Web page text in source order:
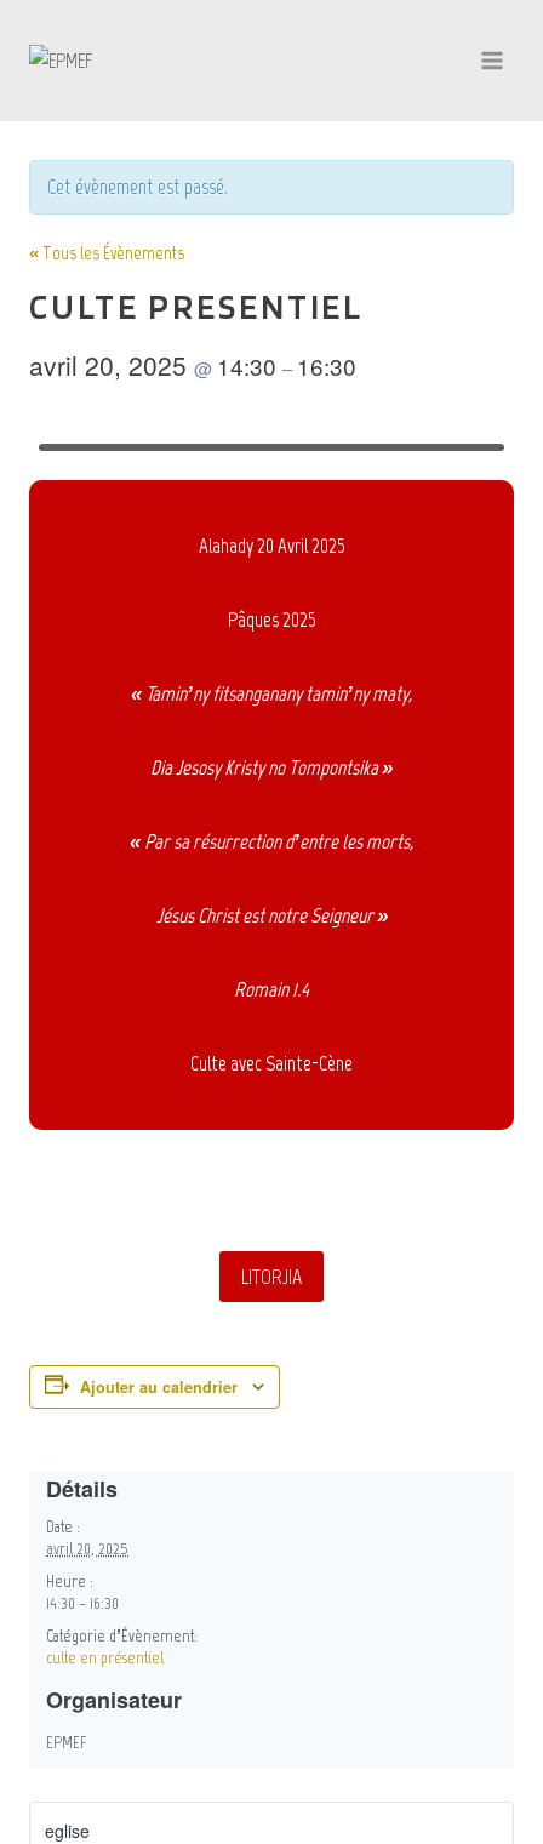
Cet évènement est passé.
« Tous les Évènements
CULTE PRESENTIEL
avril 20, 2025 @ 14:30 – 16:30
Alahady 20 Avril 2025
Pâques 2025
« Tamin’ny fitsanganany tamin’ny maty,
Dia Jesosy Kristy no Tompontsika »
« Par sa résurrection d’entre les morts,
Jésus Christ est notre Seigneur »
Romain 1.4
Culte avec Sainte-Cène
LITORJIA
Ajouter au calendrier
Détails
Date :
avril 20, 2025
Heure :
14:30 – 16:30
Catégorie d’Évènement:
culte en présentiel
Organisateur
EPMEF
eglise